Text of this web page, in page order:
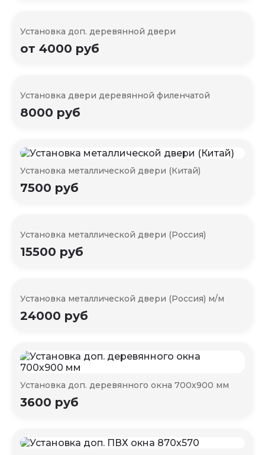
Установка доп. деревянной двери
от 4000 руб
Установка двери деревянной филенчатой
8000 руб
Установка металлической двери (Китай)
7500 руб
Установка металлической двери (Россия)
15500 руб
Установка металлической двери (Россия) м/м
24000 руб
Установка доп. деревянного окна 700х900 мм
3600 руб